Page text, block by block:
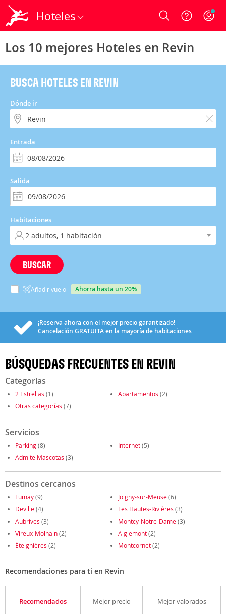
Hoteles Login
Los 10 mejores Hoteles en Revin
BUSCA HOTELES EN REVIN
Dónde ir
Entrada
Salida
Habitaciones
BUSCAR
Añadir vuelo ahorra hasta un 20%
¡Reserva ahora con el mejor precio garantizado!
Cancelación GRATUITAen la mayoría de habitaciones
BÚSQUEDAS FRECUENTES EN REVIN
Categorías
2 Estrellas (1) Apartamentos (2)
Otras categorías (7)
Servicios
Parking(8) Internet(5)
Admite Mascotas (3)
Destinos cercanos
Fumay(9) Joigny-sur-Meuse(6)
Deville(4) Les Hautes-Rivières (3)
Aubrives (3) Montcy-Notre-Dame(3)
Vireux-Molhain(2) Aiglemont(2)
Éteignières (2) Montcornet(2)
Recomendaciones para ti en Revin
Recomendados Mejor precio Mejor valorados